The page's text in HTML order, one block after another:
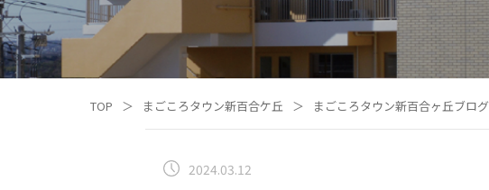
TOP ＞ まごころタウン新百合ケ丘 ＞ まごころタウン新百合ヶ丘ブログ
2024.03.12